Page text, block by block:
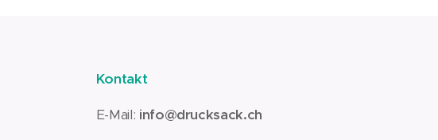
Kontakt
E-Mail: info@drucksack.ch